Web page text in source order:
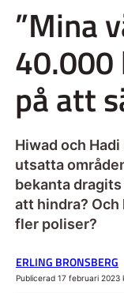
”Mina
40.000
på att
Hiwad och
utsatta
bekanta
att hindra? Och
fler poliser?
ERLING BRONSBERG
Publicerad 17 februari 2023